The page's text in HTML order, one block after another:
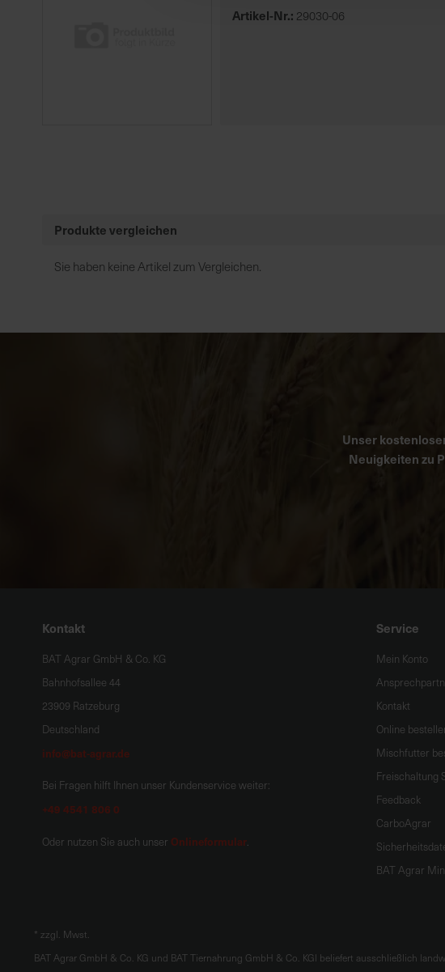
Artikel-Nr.: 29030-06
Produkte vergleichen
Sie haben keine Artikel zum Vergleichen.
Unser
Neuigkeiten zu
Kontakt
BAT Agrar GmbH & Co. KG
Bahnhofsallee 44
23909 Ratzeburg
Deutschland
info@bat-agrar.de
Bei Fragen hilft Ihnen unser Kundenservice weiter:
+49 4541 806 0
Oder nutzen Sie auch unser Onlineformular.
Service
Mein Konto
Kontakt
Online
Mischfutter
Freischaltung
Feedback
CarboAgrar
BAT Agrar
* zzgl. Mwst.
BAT Agrar GmbH & Co. KG und BAT Tiernahrung GmbH & Co. KGl beliefert ausschließlich